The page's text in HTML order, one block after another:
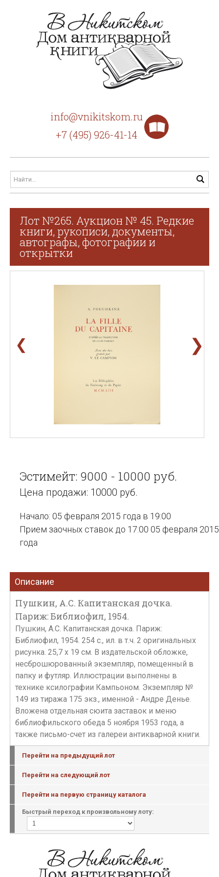
info@vnikitskom.ru
+7 (495) 926-41-14
Лот №265. Аукцион № 45. Редкие
книги, рукописи, документы,
автографы, фотографии и
открытки
❮ ❯
Эстимейт: 9000 - 10000 руб.
Цена продажи: 10000 руб.
Начало: 05 февраля 2015 года в 19:00
Прием заочных ставок до 17:00 05 февраля 2015
года
Описание
Пушкин, А.С. Капитанская дочка.
Париж: Библиофил, 1954.
Пушкин, А.С. Капитанская дочка. Париж:
Библиофил, 1954. 254 с., ил. в т.ч. 2 оригинальных
рисунка. 25,7 х 19 см. В издательской обложке,
несброшюрованный экземпляр, помещенный в
папку и футляр. Иллюстрации выполнены в
технике ксилографии Кампьоном. Экземпляр №
149 из тиража 175 экз., именной - Андре Денье.
Вложена отдельная сюита заставок и меню
библиофильского обеда 5 ноября 1953 года, а
также письмо-счет из галереи антикварной книги.
Перейти на предыдущий лот
Перейти на следующий лот
Перейти на первую страницу каталога
Быстрый переход к произвольному лоту: